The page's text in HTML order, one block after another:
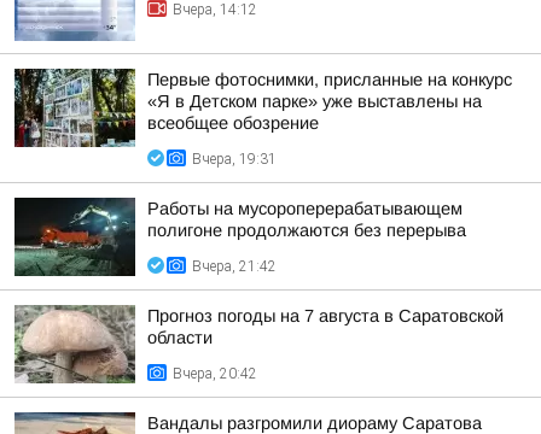
Вчера, 14:12
Первые фотоснимки, присланные на конкурс
«Я в Детском парке» уже выставлены на
всеобщее обозрение
Вчера, 19:31
Работы на мусороперерабатывающем
полигоне продолжаются без перерыва
Вчера, 21:42
Прогноз погоды на 7 августа в Саратовской
области
Вчера, 20:42
Вандалы разгромили диораму Саратова